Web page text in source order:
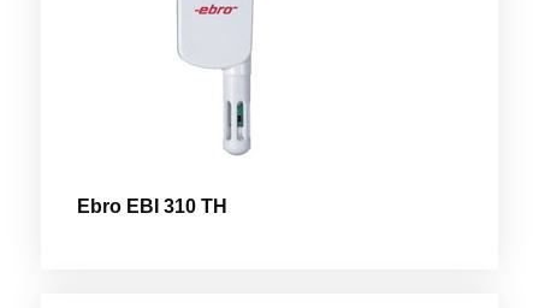
Ebro EBI 310 TH